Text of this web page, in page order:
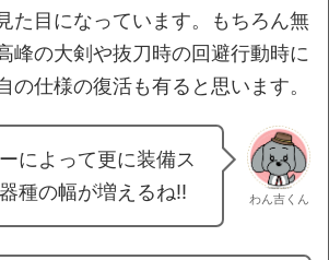
た目になっています。もちろん無
峰の大剣や抜刀時の回避行動時に
の仕様の復活も有ると思います。
によって更に装備ス
種の幅が増えるね!!
わん吉くん